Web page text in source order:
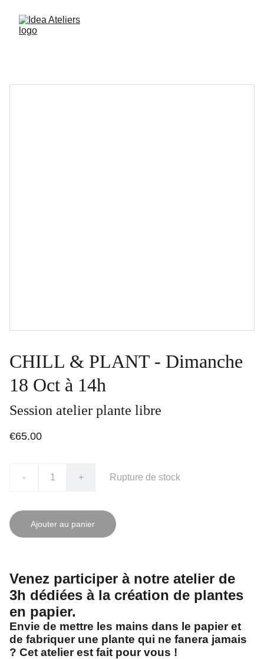
CHILL & PLANT - Dimanche
18 Oct à 14h
Session atelier plante libre
€65.00
- + Rupture de stock
Ajouter au panier
Venez participer à notre atelier de
3h dédiées à la création de plantes
en papier.
Envie de mettre les mains dans le papier et
de fabriquer une plante qui ne fanera jamais
? Cet atelier est fait pour vous !